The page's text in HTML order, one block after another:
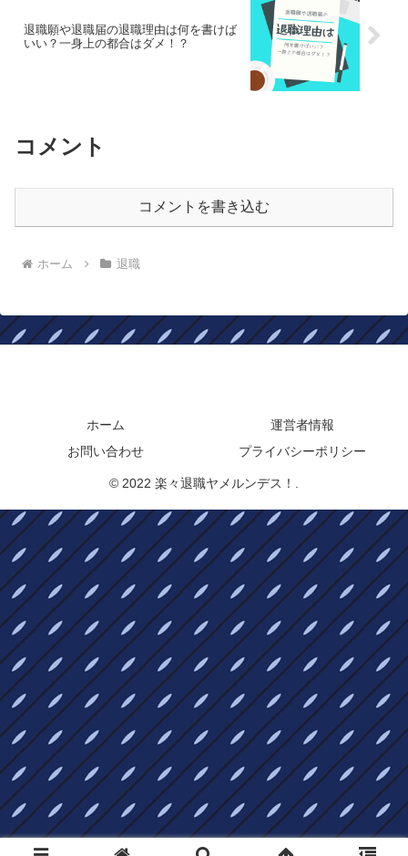
退職願や退職届の退職理由は何を書けば
いい？一身上の都合はダメ！？
コメント
コメントを書き込む
ホーム 退職
ホーム
運営者情報
お問い合わせ
プライバシーポリシー
© 2022 楽々退職ヤメルンデス！.